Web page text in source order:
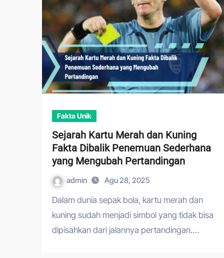
Fakta Unik
Sejarah Kartu Merah dan Kuning
Fakta Dibalik Penemuan Sederhana
yang Mengubah Pertandingan
admin Agu 28, 2025
Dalam dunia sepak bola, kartu merah dan
kuning sudah menjadi simbol yang tidak bisa
dipisahkan dari jalannya pertandingan.…